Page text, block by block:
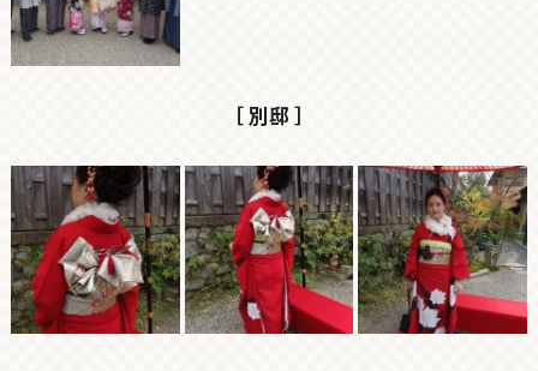
［ 別邸 ］